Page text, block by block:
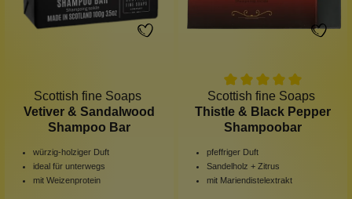
Scottish fine Soaps
Vetiver & Sandalwood
Shampoo Bar
würzig-holziger Duft
ideal für unterwegs
mit Weizenprotein
Scottish fine Soaps
Thistle & Black Pepper
Shampoobar
pfeffriger Duft
Sandelholz + Zitrus
mit Mariendistelextrakt